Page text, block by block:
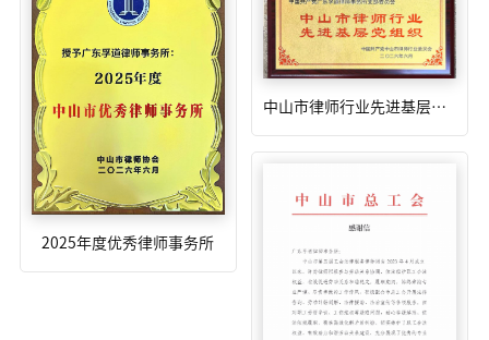
2025年度优秀律师事务所
中山市律师行业先进基层党组织2026年6月